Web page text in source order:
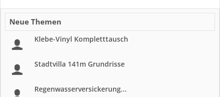
Neue Themen
Klebe-Vinyl Kompletttausch
Stadtvilla 141m Grundrisse
Regenwasserversickerung...